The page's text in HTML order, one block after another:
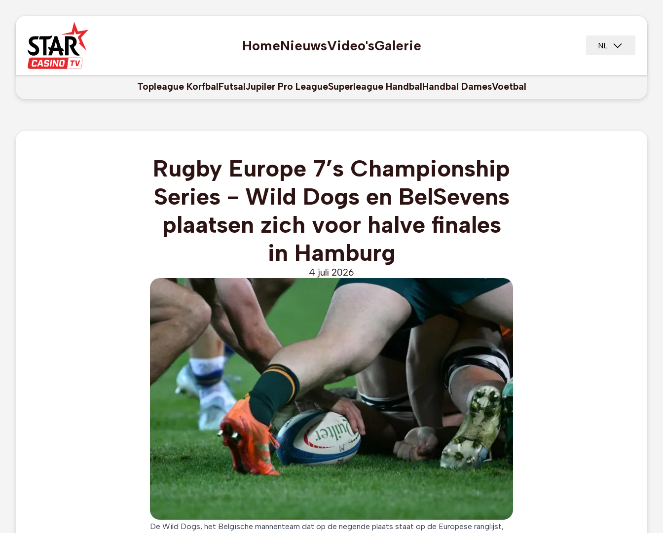
HomeNieuwsVideo'sGalerie NL
Topleague KorfbalFutsalJupiler Pro LeagueSuperleague HandbalHandbal DamesVoetbal
Rugby Europe 7’s Championship
Series - Wild Dogs en BelSevens
plaatsen zich voor halve finales
in Hamburg
4 juli 2026
De Wild Dogs, het Belgische mannenteam dat op de negende plaats staat op de Europese ranglijst,